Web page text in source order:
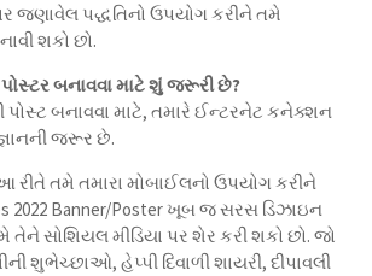
પદ્ધતિનો ઉપયોગ કરીને તમે
શકો છો.
બનાવવા માટે શું જરૂરી છે?
પોસ્ટ બનાવવા માટે, તમારે ઈન્ટરનેટ કનેક્શન
જરૂર છે.
આ રીતે તમે તમારા મોબાઈલનો ઉપયોગ કરીને
2022 Banner/Poster ખૂબ જ સરસ ડિઝાઇન
સોશિયલ મીડિયા પર શેર કરી શકો છો. જો
શુભેચ્છાઓ, હેપ્પી દિવાળી શાયરી, દીપાવલી